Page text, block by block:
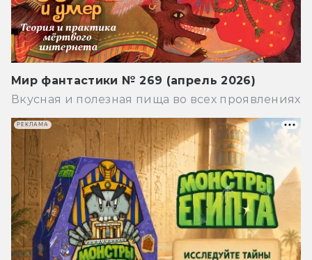
Мир фантастики № 269 (апрель 2026)
Вкусная и полезная пища во всех проявлениях
РЕКЛАМА